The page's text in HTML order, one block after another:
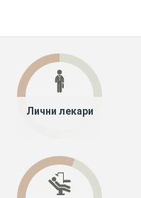
Лични лекари